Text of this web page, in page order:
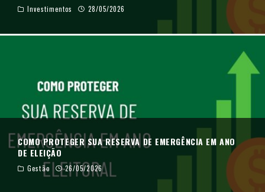
Investimentos 28/05/2026
COMO PROTEGER SUA RESERVA DE EMERGÊNCIA EM ANO
DE ELEIÇÃO
Gestão 26/05/2026